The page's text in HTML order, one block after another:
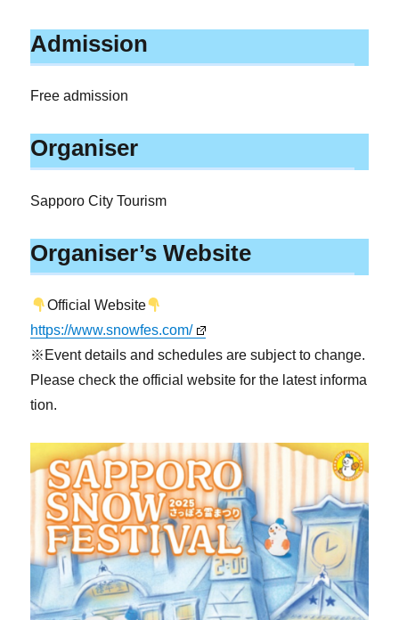
Admission
Free admission
Organiser
Sapporo City Tourism
Organiser’s Website
Official Website
https://www.snowfes.com/
※Event details and schedules are subject to change.
Please check the official website for the latest informa
tion.